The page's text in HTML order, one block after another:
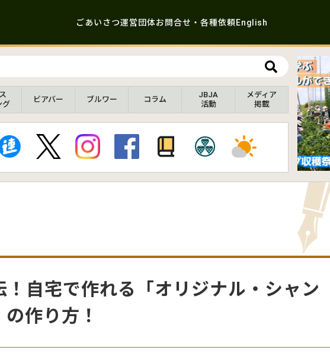
ごあいさつ運営団体お問合せ・各種依頼English
グ
ビアバー ブルワー コラム
JBJA
活動
メディア
掲載
！自宅で作れる「オリジナル・シャン
作り方！